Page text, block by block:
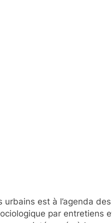
est à l’agenda
par entretiens